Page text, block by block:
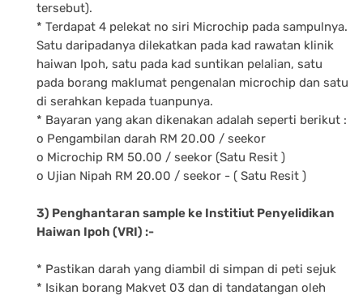
tersebut).
* Terdapat 4 pelekat no siri Microchip pada sampulnya.
Satu daripadanya dilekatkan pada kad rawatan klinik
haiwan Ipoh, satu pada kad suntikan pelalian, satu
pada borang maklumat pengenalan microchip dan satu
di serahkan kepada tuanpunya.
* Bayaran yang akan dikenakan adalah seperti berikut :
o Pengambilan darah RM 20.00 / seekor
o Microchip RM 50.00 / seekor (Satu Resit )
o Ujian Nipah RM 20.00 / seekor - ( Satu Resit )
3) Penghantaran sample ke Institiut Penyelidikan
Haiwan Ipoh (VRI) :-
* Pastikan darah yang diambil di simpan di peti sejuk
* Isikan borang Makvet 03 dan di tandatangan oleh